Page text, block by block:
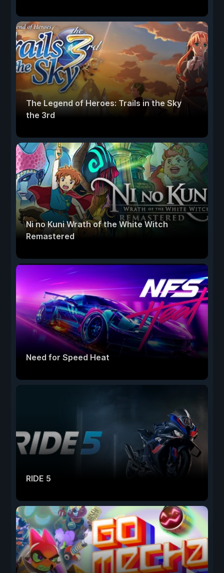
The Legend of Heroes: Trails in the Sky
the 3rd
Ni no Kuni Wrath of the White Witch
Remastered
Need for Speed Heat
RIDE 5